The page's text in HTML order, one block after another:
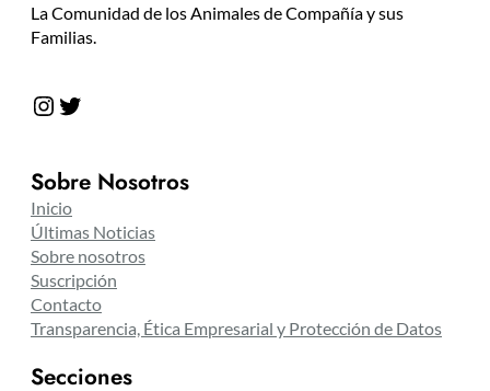
La Comunidad de los Animales de Compañía y sus
Familias.
Instagram Twitter
Sobre Nosotros
Inicio
Últimas Noticias
Sobre nosotros
Suscripción
Contacto
Transparencia, Ética Empresarial y Protección de Datos
Secciones